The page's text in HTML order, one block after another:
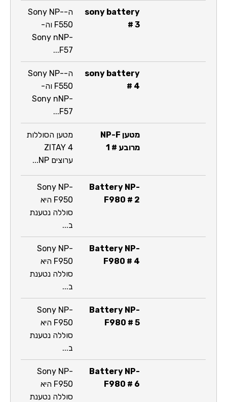
sony battery
# 3
ה-Sony NP-
F550 וה-
Sony nNP-
F57...
sony battery
# 4
ה-Sony NP-
F550 וה-
Sony nNP-
F57...
מטען NP-F
מרובע # 1
מטען הסוללות
ZITAY 4
ערוצים NP...
Battery NP-
F980 # 2
Sony NP-
F950 היא
סוללה נטענת
ב...
Battery NP-
F980 # 4
Sony NP-
F950 היא
סוללה נטענת
ב...
Battery NP-
F980 # 5
Sony NP-
F950 היא
סוללה נטענת
ב...
Battery NP-
F980 # 6
Sony NP-
F950 היא
סוללה נטענת